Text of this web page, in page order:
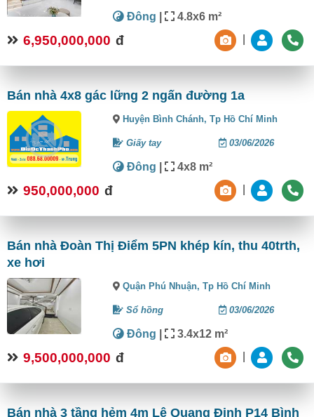
Đông | 4.8x6 m²
6,950,000,000 đ
Bán nhà 4x8 gác lững 2 ngấn đường 1a
Huyện Bình Chánh,Tp Hồ Chí Minh
Giấy tay 03/06/2026
Đông | 4x8 m²
950,000,000 đ
Bán nhà Đoàn Thị Điểm 5PN khép kín, thu 40trth,
xe hơi
Quận Phú Nhuận,Tp Hồ Chí Minh
Sổ hồng 03/06/2026
Đông | 3.4x12 m²
9,500,000,000 đ
Bán nhà 3 tầng hẻm 4m Lê Quang Định P14 Bình